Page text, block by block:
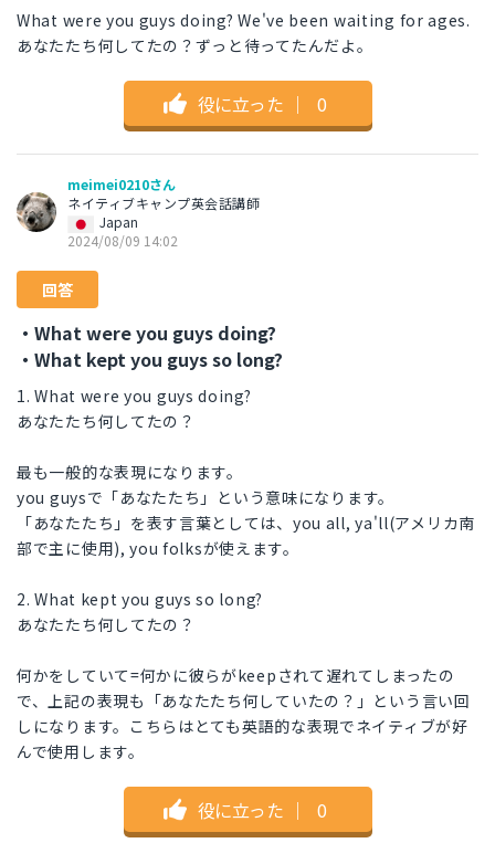
What were you guys doing? We've been waiting for ages.
あなたたち何してたの？ずっと待ってたんだよ。
役に立った ｜ 0
meimei0210さん
ネイティブキャンプ英会話講師
Japan
2024/08/09 14:02
回答
・What were you guys doing?
・What kept you guys so long?
1. What were you guys doing?
あなたたち何してたの？
最も一般的な表現になります。
you guysで「あなたたち」という意味になります。
「あなたたち」を表す言葉としては、you all, ya'll(アメリカ南
部で主に使用), you folksが使えます。
2. What kept you guys so long?
あなたたち何してたの？
何かをしていて=何かに彼らがkeepされて遅れてしまったの
で、上記の表現も「あなたたち何していたの？」という言い回
しになります。こちらはとても英語的な表現でネイティブが好
んで使用します。
役に立った ｜ 0